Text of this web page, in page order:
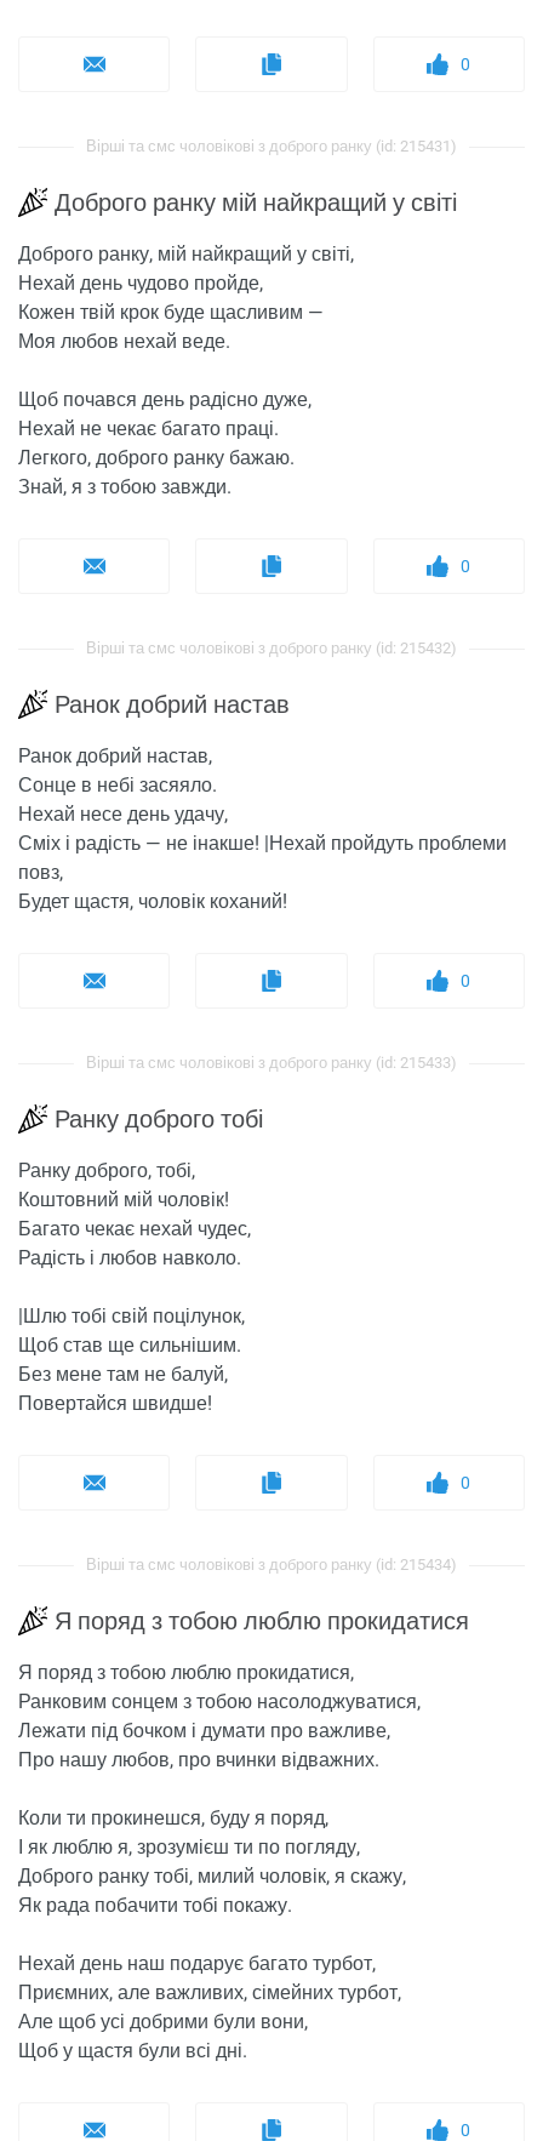
0
Вірші та смс чоловікові з доброго ранку (id: 215431)
Доброго ранку мій найкращий у світі
Доброго ранку, мій найкращий у світі,
Нехай день чудово пройде,
Кожен твій крок буде щасливим —
Моя любов нехай веде.
Щоб почався день радісно дуже,
Нехай не чекає багато праці.
Легкого, доброго ранку бажаю.
Знай, я з тобою завжди.
0
Вірші та смс чоловікові з доброго ранку (id: 215432)
Ранок добрий настав
Ранок добрий настав,
Сонце в небі засяяло.
Нехай несе день удачу,
Сміх і радість — не інакше! |Нехай пройдуть проблеми
повз,
Будет щастя, чоловік коханий!
0
Вірші та смс чоловікові з доброго ранку (id: 215433)
Ранку доброго тобі
Ранку доброго, тобі,
Коштовний мій чоловік!
Багато чекає нехай чудес,
Радість і любов навколо.
|Шлю тобі свій поцілунок,
Щоб став ще сильнішим.
Без мене там не балуй,
Повертайся швидше!
0
Вірші та смс чоловікові з доброго ранку (id: 215434)
Я поряд з тобою люблю прокидатися
Я поряд з тобою люблю прокидатися,
Ранковим сонцем з тобою насолоджуватися,
Лежати під бочком і думати про важливе,
Про нашу любов, про вчинки відважних.
Коли ти прокинешся, буду я поряд,
І як люблю я, зрозумієш ти по погляду,
Доброго ранку тобі, милий чоловік, я скажу,
Як рада побачити тобі покажу.
Нехай день наш подарує багато турбот,
Приємних, але важливих, сімейних турбот,
Але щоб усі добрими були вони,
Щоб у щастя були всі дні.
0